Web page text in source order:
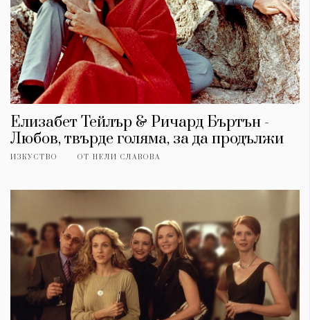
Елизабет Тейлър & Ричард Бъртън -
Любов, твърде голяма, за да продължи
ИЗКУСТВО ОТ НЕЛИ СЛАВОВА